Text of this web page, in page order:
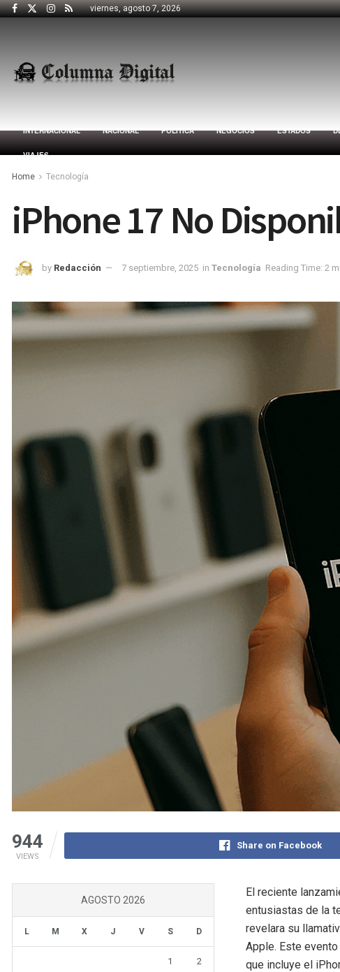
viernes, agosto 7, 2026
INTERNACIONAL NACIONAL POLÍTICA NEGOCIOS ESTADOS
VIAJES
Home Tecnología
iPhone 17 No
by Redacción 7 septiembre, 2025 in Tecnología Reading Time: 2
944
VIEWS
Share on Facebook
El reciente
entusiastas de la
revelara su
Apple. Este
que incluye el
AGOSTO 2026
L M X J V S D
1 2